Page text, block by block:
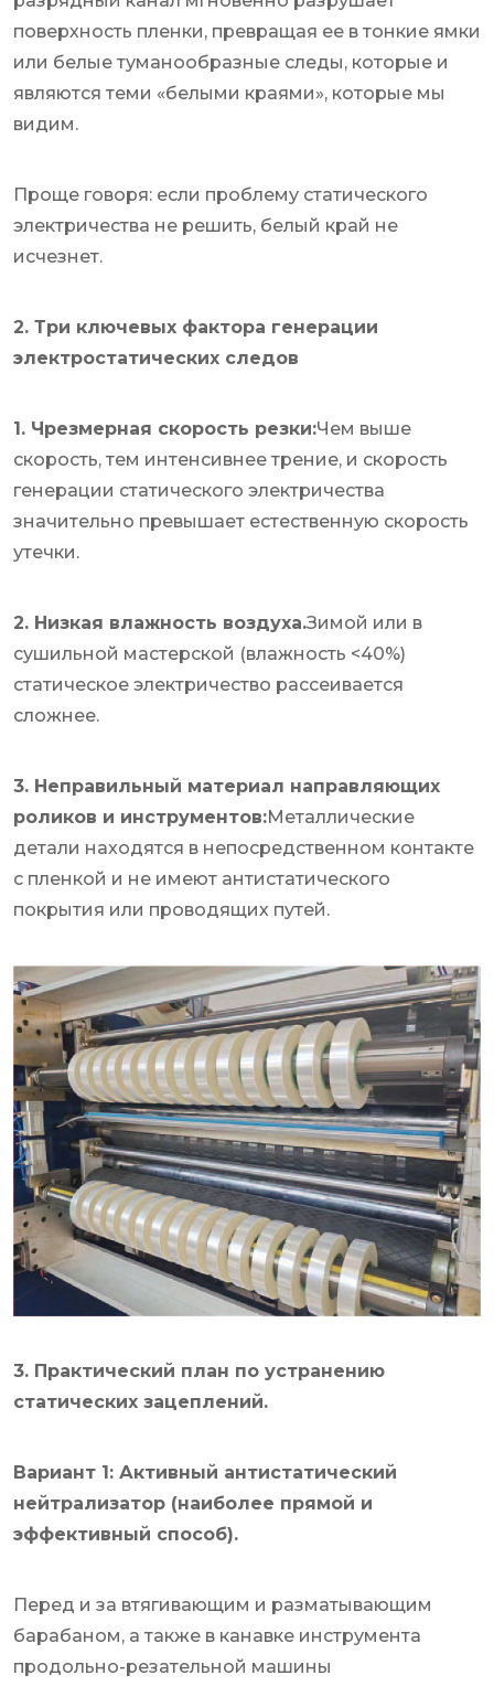
поверхность пленки, превращая ее в тонкие ямки
или белые туманообразные следы, которые и
являются теми «белыми краями», которые мы
видим.
Проще говоря: если проблему статического
электричества не решить, белый край не
исчезнет.
2. Три ключевых фактора генерации
электростатических следов
1. Чрезмерная скорость резки:Чем выше
скорость, тем интенсивнее трение, и скорость
генерации статического электричества
значительно превышает естественную скорость
утечки.
2. Низкая влажность воздуха.Зимой или в
сушильной мастерской (влажность <40%)
статическое электричество рассеивается
сложнее.
3. Неправильный материал направляющих
роликов и инструментов:Металлические
детали находятся в непосредственном контакте
с пленкой и не имеют антистатического
покрытия или проводящих путей.
3. Практический план по устранению
статических зацеплений.
Вариант 1: Активный антистатический
нейтрализатор (наиболее прямой и
эффективный способ).
Перед и за втягивающим и разматывающим
барабаном, а также в канавке инструмента
продольно-резательной машины